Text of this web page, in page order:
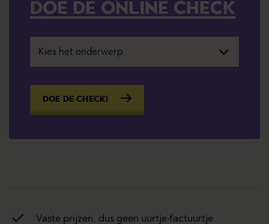
DOE DE ONLINE CHECK
DOE DE CHECK!
Vaste prijzen, dus geen uurtje-factuurtje